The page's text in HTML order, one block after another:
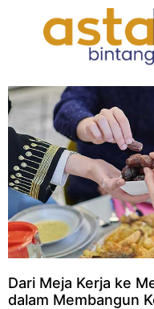
Dari Meja Kerja ke
dalam Membangun